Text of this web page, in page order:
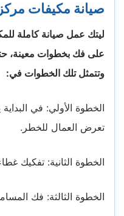
صيانة مكيفات
ليتك عمل صيانة كاملة
على فك بخطوات معينة،
وتتمثل تلك الخطوات في:
الخطوة الأولي: في
تعرض العمال للخطر.
الخطوة الثانية: تفكيك
الخطوة الثالثة: فك